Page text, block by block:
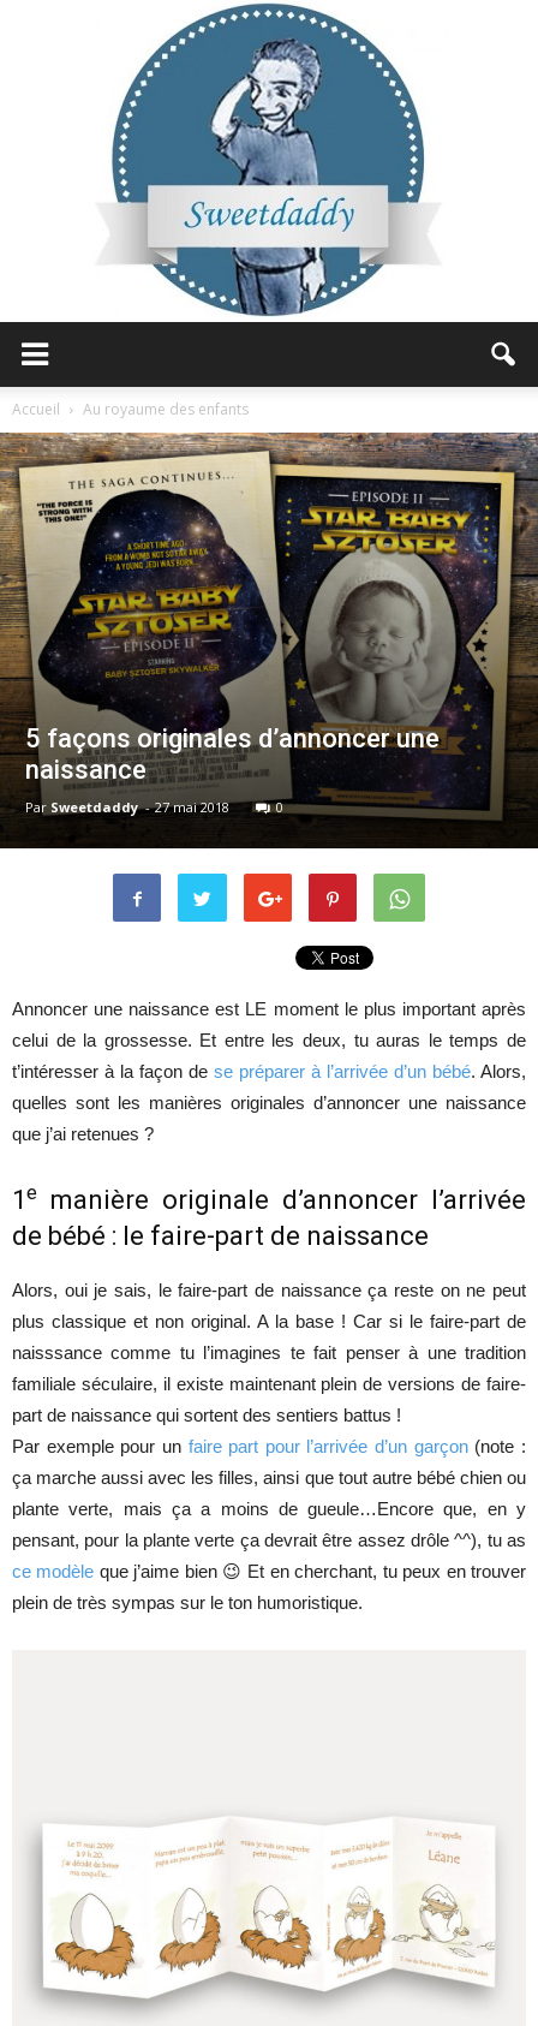
Accueil Au royaume des enfants
5 façons originales d’annoncer une
naissance
Par Sweetdaddy - 27 mai 2018 0
Annoncer une naissance est LE moment le plus important après
celui de la grossesse. Et entre les deux, tu auras le temps de
t’intéresser à la façon de se préparer à l’arrivée d’un bébé. Alors,
quelles sont les manières originales d’annoncer une naissance
que j’ai retenues ?
1 e
manière originale d’annoncer l’arrivée
de bébé : le faire-part de naissance
Alors, oui je sais, le faire-part de naissance ça reste on ne peut
plus classique et non original. A la base ! Car si le faire-part de
naisssance comme tu l’imagines te fait penser à une tradition
familiale séculaire, il existe maintenant plein de versions de faire-
part de naissance qui sortent des sentiers battus !
Par exemple pour un faire part pour l’arrivée d’un garçon(note :
ça marche aussi avec les filles, ainsi que tout autre bébé chien ou
plante verte, mais ça a moins de gueule…Encore que, en y
pensant, pour la plante verte ça devrait être assez drôle ^^), tu as
ce modèle que j’aime bien 😉 Et en cherchant, tu peux en trouver
plein de très sympas sur le ton humoristique.